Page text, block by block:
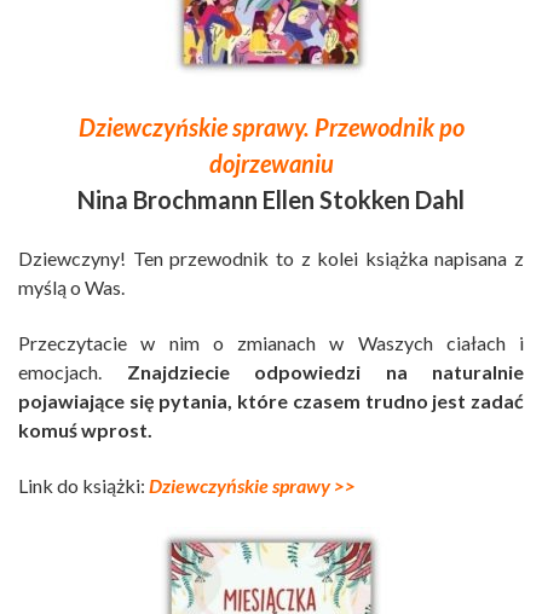
Dziewczyńskie sprawy. Przewodnik po
dojrzewaniu
Nina Brochmann Ellen Stokken Dahl
Dziewczyny! Ten przewodnik to z kolei książka napisana z
myślą o Was.
Przeczytacie w nim o zmianach w Waszych ciałach i
emocjach. Znajdziecie odpowiedzi na naturalnie
pojawiające się pytania, które czasem trudno jest zadać
komuś wprost.
Link do książki: Dziewczyńskie sprawy >>